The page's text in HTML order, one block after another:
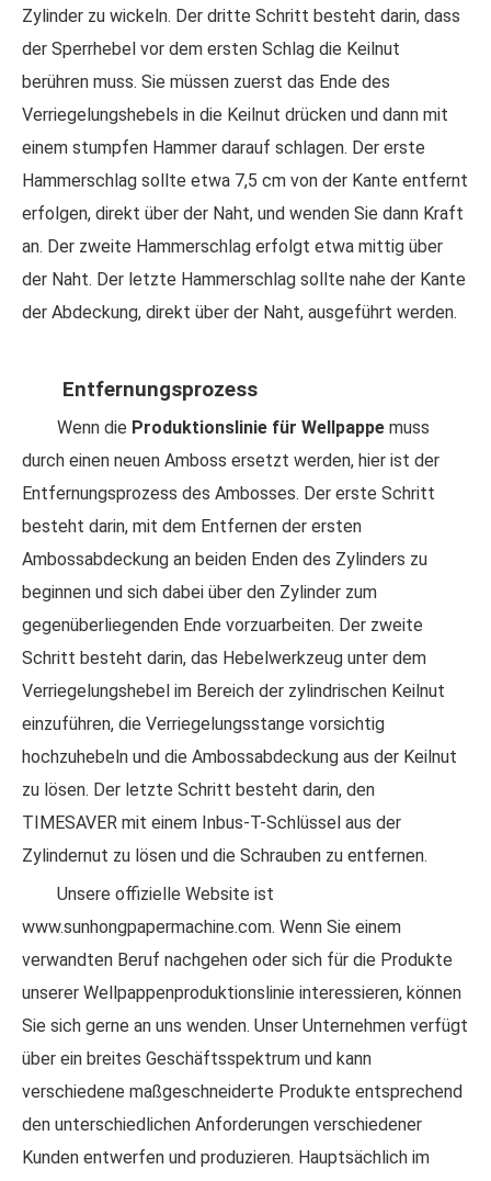
Zylinder zu wickeln. Der dritte Schritt besteht darin, dass
der Sperrhebel vor dem ersten Schlag die Keilnut
berühren muss. Sie müssen zuerst das Ende des
Verriegelungshebels in die Keilnut drücken und dann mit
einem stumpfen Hammer darauf schlagen. Der erste
Hammerschlag sollte etwa 7,5 cm von der Kante entfernt
erfolgen, direkt über der Naht, und wenden Sie dann Kraft
an. Der zweite Hammerschlag erfolgt etwa mittig über
der Naht. Der letzte Hammerschlag sollte nahe der Kante
der Abdeckung, direkt über der Naht, ausgeführt werden.
Entfernungsprozess
Wenn die Produktionslinie für Wellpappe muss
durch einen neuen Amboss ersetzt werden, hier ist der
Entfernungsprozess des Ambosses. Der erste Schritt
besteht darin, mit dem Entfernen der ersten
Ambossabdeckung an beiden Enden des Zylinders zu
beginnen und sich dabei über den Zylinder zum
gegenüberliegenden Ende vorzuarbeiten. Der zweite
Schritt besteht darin, das Hebelwerkzeug unter dem
Verriegelungshebel im Bereich der zylindrischen Keilnut
einzuführen, die Verriegelungsstange vorsichtig
hochzuhebeln und die Ambossabdeckung aus der Keilnut
zu lösen. Der letzte Schritt besteht darin, den
TIMESAVER mit einem Inbus-T-Schlüssel aus der
Zylindernut zu lösen und die Schrauben zu entfernen.
Unsere offizielle Website ist
www.sunhongpapermachine.com. Wenn Sie einem
verwandten Beruf nachgehen oder sich für die Produkte
unserer Wellpappenproduktionslinie interessieren, können
Sie sich gerne an uns wenden. Unser Unternehmen verfügt
über ein breites Geschäftsspektrum und kann
verschiedene maßgeschneiderte Produkte entsprechend
den unterschiedlichen Anforderungen verschiedener
Kunden entwerfen und produzieren. Hauptsächlich im